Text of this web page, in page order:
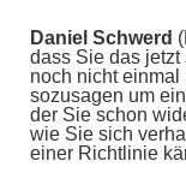
Daniel Schwerd
dass Sie das
noch nicht
sozusagen um
der Sie schon
wie Sie sich
einer Richtlinie